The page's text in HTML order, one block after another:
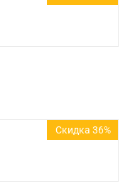
Скидка 36%